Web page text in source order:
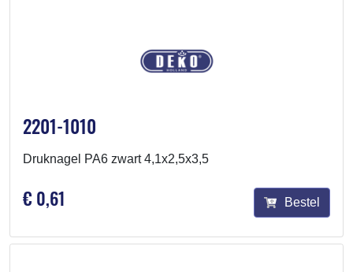
2201-1010
Druknagel PA6 zwart 4,1x2,5x3,5
€ 0,61 Bestel